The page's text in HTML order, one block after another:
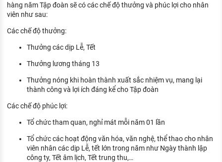
hàng năm Tập đoàn sẽ có các chế độ thưởng và phúc lợi cho nhân
viên như sau:
Các chế độ thưởng:
Thưởng các dịp Lễ, Tết
Thưởng lương tháng 13
Thưởng nóng khi hoàn thành xuất sắc nhiệm vụ, mang lại
thành công và lợi ích đáng kể cho Tập đoàn
Các chế độ phúc lợi:
Tổ chức tham quan, nghỉ mát mỗi năm 01 lần
Tổ chức các hoạt động văn hóa, văn nghệ, thể thao cho nhân
viên nhân các dịp Lễ, tết lớn trong năm như Ngày thành lập
công ty, Tết âm lịch, Tết trung thu,…